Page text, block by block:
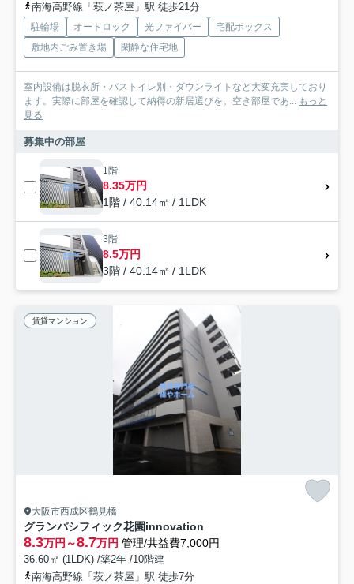
南海高野線「萩ノ茶屋」駅 徒歩21分
駐輪場 オートロック 光ファイバー
宅配ボックス
敷地内ごみ置き場
閑静な住宅地
室内設備は脱衣所・バストイレ別・ダウンライトなど大変充実しており
ます。実際に部屋を確認して納得の新居選びを。空き部屋であ... もっと
見る
募集中の部屋
1階
8.35万円
1階 / 40.14㎡ / 1LDK
3階
8.5万円
3階 / 40.14㎡ / 1LDK
賃貸マンション
大阪市西成区鶴見橋
グランパシフィック花園innovation
8.3万円～8.7万円 管理/共益費7,000円
36.60㎡ (1LDK) /築2年 /10階建
南海高野線「萩ノ茶屋」駅 徒歩7分